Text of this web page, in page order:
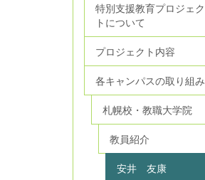
特別支援教育プロジェク
トについて
プロジェクト内容
各キャンパスの取り組み
札幌校・教職大学院
教員紹介
安井 友康